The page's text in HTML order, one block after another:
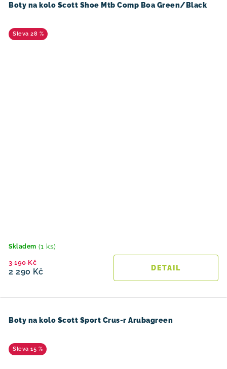
Boty na kolo Scott Shoe Mtb Comp Boa Green/Black
28 %
Skladem (1 ks)
2 290 Kč
3 190 Kč
Boty na kolo Scott Sport Crus-r Arubagreen
15 %